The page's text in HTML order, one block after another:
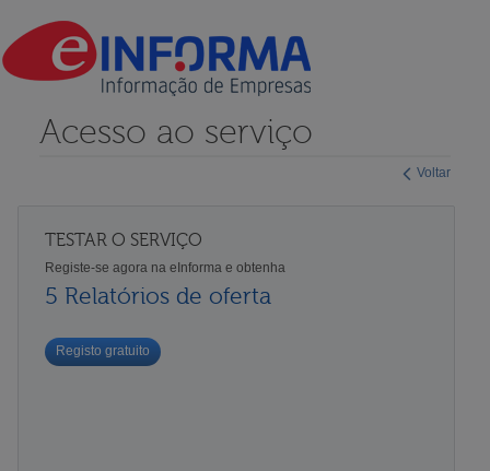
Voltar
Acesso ao serviço
TESTAR O SERVIÇO
Registe-se agora na eInforma e obtenha
5 Relatórios de oferta
Registo gratuito